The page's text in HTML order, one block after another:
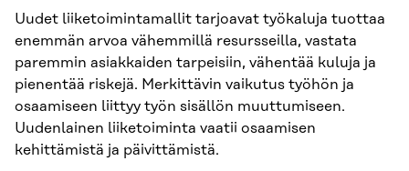
Uudet liiketoimintamallit tarjoavat työkaluja tuottaa
enemmän arvoa vähemmillä resursseilla, vastata
paremmin asiakkaiden tarpeisiin, vähentää kuluja ja
pienentää riskejä. Merkittävin vaikutus työhön ja
osaamiseen liittyy työn sisällön muuttumiseen.
Uudenlainen liiketoiminta vaatii osaamisen
kehittämistä ja päivittämistä.